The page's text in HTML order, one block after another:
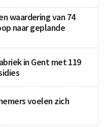
waardering van 74
naar geplande
in Gent met 119
voelen zich